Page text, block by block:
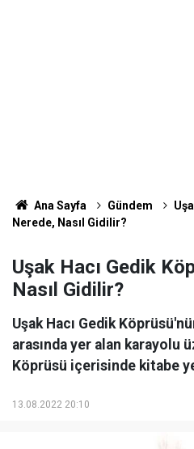
Ana Sayfa Gündem
Nerede, Nasıl Gidilir?
Uşak Hacı Gedik
Nasıl Gidilir?
Uşak Hacı Gedik
arasında yer alan karayolu
Köprüsü içerisinde kitabe
13.08.2022 20:10